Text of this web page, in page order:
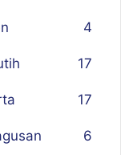
4
17
17
6